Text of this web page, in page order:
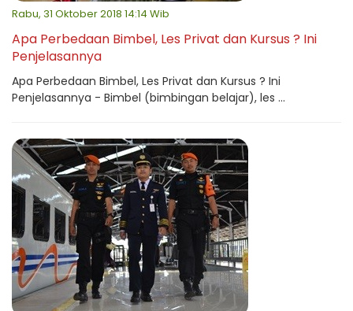
Rabu, 31 Oktober 2018 14:14 Wib
Apa Perbedaan Bimbel, Les Privat dan Kursus ? Ini
Penjelasannya
Apa Perbedaan Bimbel, Les Privat dan Kursus ? Ini
Penjelasannya - Bimbel (bimbingan belajar), les ...